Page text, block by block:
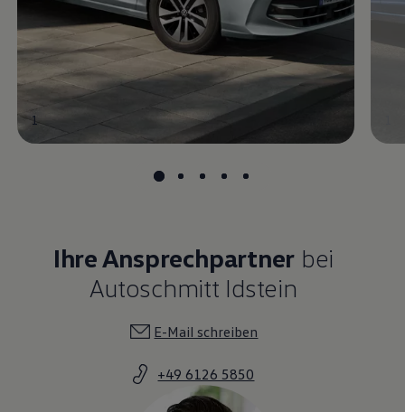
1
Ihre Ansprechpartner bei
Autoschmitt Idstein
E-Mail schreiben
+49 6126 5850